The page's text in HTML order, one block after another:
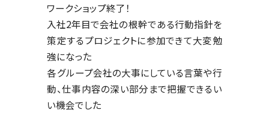
ワークショップ終了！
入社2年目で会社の根幹である行動指針を
策定するプロジェクトに参加できて大変勉
強になった
各グループ会社の大事にしている言葉や行
動、仕事内容の深い部分まで把握できるい
い機会でした